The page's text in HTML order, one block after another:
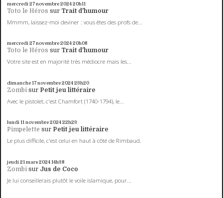
mercredi 27novembre 202420h11
Toto le Héros sur Trait d'humour
Mmmm, laissez-moi deviner : vous êtes des profs de...
mercredi 27novembre 202420h08
Toto le Héros sur Trait d'humour
Votre site est en majorité très médiocre mais les...
dimanche 17novembre 202423h20
Zombi sur Petit jeu littéraire
Avec le pistolet, c'est Chamfort (1740-1794), le...
lundi 11novembre 202422h23
Pimpelette sur Petit jeu littéraire
Le plus difficile, c'est celui en haut à côté de Rimbaud.
jeudi 21 mars 202414h38
Zombi sur Jus de Coco
Je lui conseillerais plutôt le voile islamique, pour...